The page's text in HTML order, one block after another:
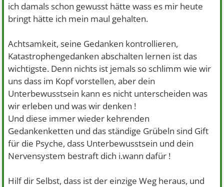
ich damals schon gewusst hätte wass es mir heute
bringt hätte ich mein maul gehalten.
Achtsamkeit, seine Gedanken kontrollieren,
Katastrophengedanken abschalten lernen ist das
wichtigste. Denn nichts ist jemals so schlimm wie wir
uns dass im Kopf vorstellen, aber dein
Unterbewusstsein kann es nicht unterscheiden was
wir erleben und was wir denken !
Und diese immer wieder kehrenden
Gedankenketten und das ständige Grübeln sind Gift
für die Psyche, dass Unterbewusstsein und dein
Nervensystem bestraft dich i.wann dafür !
Hilf dir Selbst, dass ist der einzige Weg heraus, und